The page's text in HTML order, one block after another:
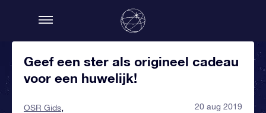
Geef een ster als origineel cadeau
voor een huwelijk!
OSR Gids
20 aug 2019